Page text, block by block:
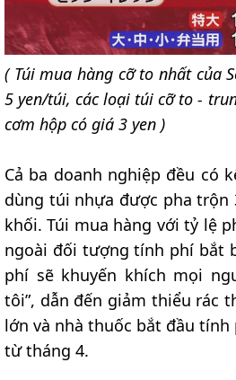
( Túi mua hàng cỡ to nhất của
5 yen/túi, các loại túi cỡ to -
cơm hộp có giá 3 yen )
Cả ba doanh nghiệp đều có
dùng túi nhựa được pha trộn
khối. Túi mua hàng với tỷ lệ
ngoài đối tượng tính phí bắt
phí sẽ khuyến khích mọi
tôi”, dẫn đến giảm thiểu rác
lớn và nhà thuốc bắt đầu
từ tháng 4.